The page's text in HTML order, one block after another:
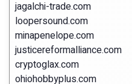
jagalchi-trade.com
loopersound.com
minapenelope.com
justicereformalliance.com
cryptoglax.com
ohiohobbyplus.com